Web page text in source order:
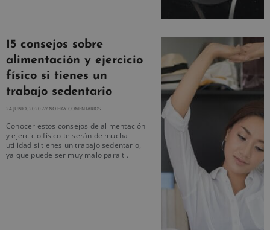
15 consejos sobre
alimentación y ejercicio
físico si tienes un
trabajo sedentario
24 JUNIO, 2020 NO HAY COMENTARIOS
Conocer estos consejos de alimentación
y ejercicio físico te serán de mucha
utilidad si tienes un trabajo sedentario,
ya que puede ser muy malo para ti.